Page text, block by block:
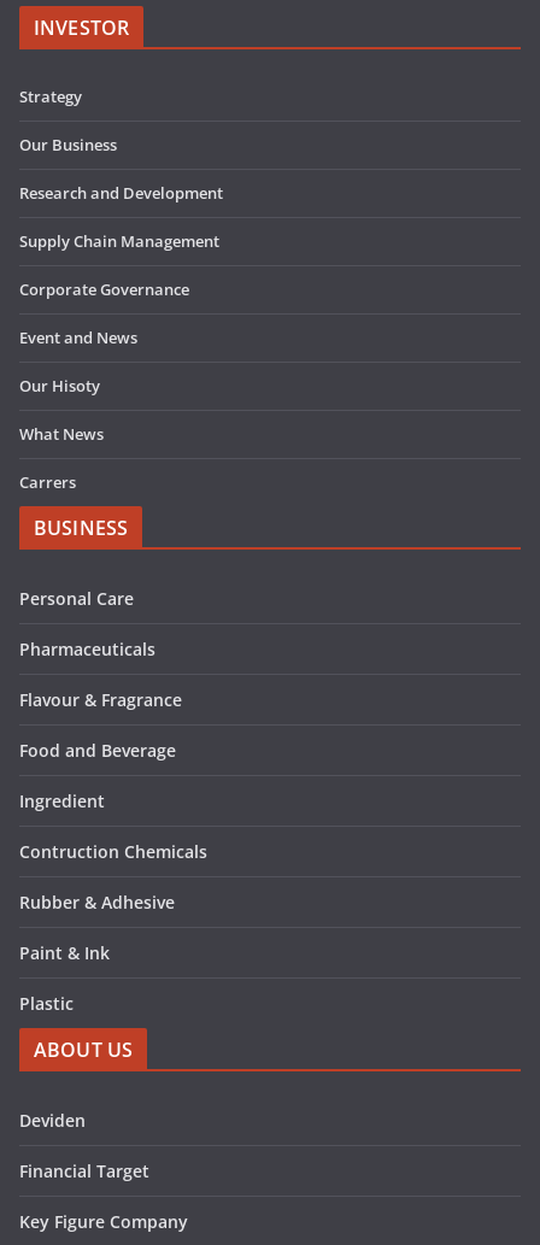
INVESTOR
Strategy
Our Business
Research and Development
Supply Chain Management
Corporate Governance
Event and News
Our Hisoty
What News
Carrers
BUSINESS
Personal Care
Pharmaceuticals
Flavour & Fragrance
Food and Beverage
Ingredient
Contruction Chemicals
Rubber & Adhesive
Paint & Ink
Plastic
ABOUT US
Deviden
Financial Target
Key Figure Company